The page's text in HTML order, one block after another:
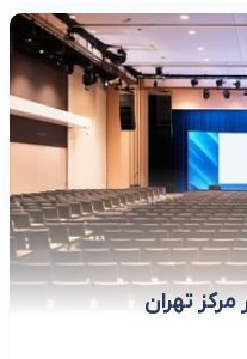
تهران